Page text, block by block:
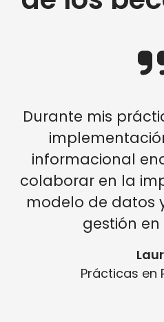
Durante mis
informacional
colaborar en la
modelo de datos
gestión en
Prácticas en